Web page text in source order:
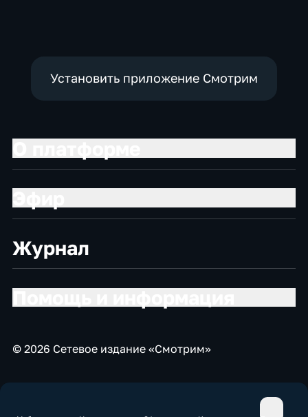
Установить приложение Смотрим
Журнал
© 2026 Сетевое издание «Смотрим»